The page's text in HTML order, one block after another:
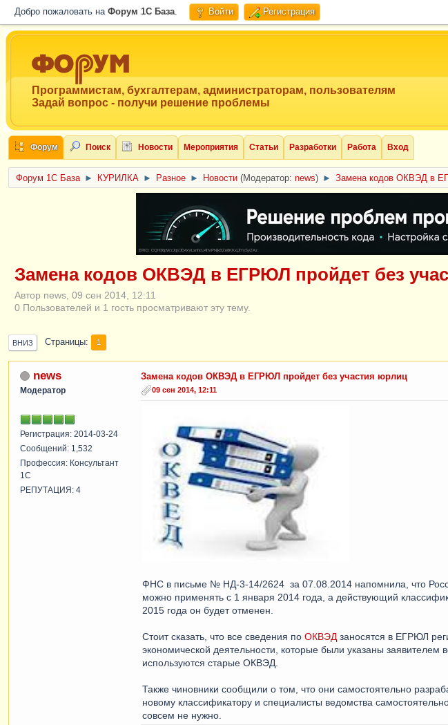
Добро пожаловать на Форум 1C База. Войти Регистрация
Программистам, бухгалтерам, администраторам, пользователям
Задай вопрос - получи решение проблемы
Форум Поиск Новости Мероприятия Статьи Разработки Работа Вход
Форум 1C База ► КУРИЛКА ► Разное ► Новости (Модератор: news) ► Замена кодов ОКВЭД в
ERID: CQH36pWzJqVJD4xVLsnhcU4hVPNjkBZe8KKxjJiYySyZAz
Замена кодов ОКВЭД в ЕГРЮЛ пройдет без
Автор news, 09 сен 2014, 12:11
0 Пользователей и 1 гость просматривают эту тему.
ВНИЗ Страницы 1
news
Модератор
Регистрация: 2014-03-24
Сообщений: 1,532
Профессия: Консультант
1С
РЕПУТАЦИЯ: 4
Замена кодов ОКВЭД в ЕГРЮЛ пройдет без участия юрлиц
09 сен 2014, 12:11
ФНС в письме № НД-3-14/2624 за 07.08.2014 напомнила, что
можно применять с 1 января 2014 года, а действующий
2015 года он будет отменен.
Стоит сказать, что все сведения по ОКВЭД заносятся в ЕГРЮЛ
экономической деятельности, которые были указаны заявителем
используются старые ОКВЭД.
Также чиновники сообщили о том, что они самостоятельно
новому классификатору и специалисты ведомства
совсем не нужно.